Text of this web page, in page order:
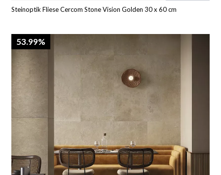
Steinoptik Fliese Cercom Stone Vision Golden 30 x 60 cm
53.99%